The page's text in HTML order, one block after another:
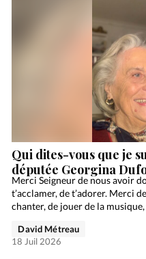
Qui dites-vous que je
députée Georgina
Merci Seigneur de nous avoir
t’acclamer, de t’adorer. Merci
chanter, de jouer de la
David Métreau
18 Juil 2026